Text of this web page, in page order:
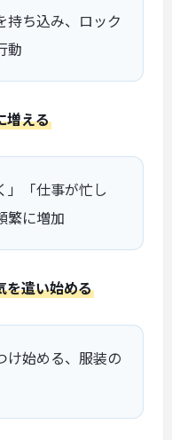
持ち込み、ロック
動
増える
」「仕事が忙し
繁に増加
を遣い始める
け始める、服装の